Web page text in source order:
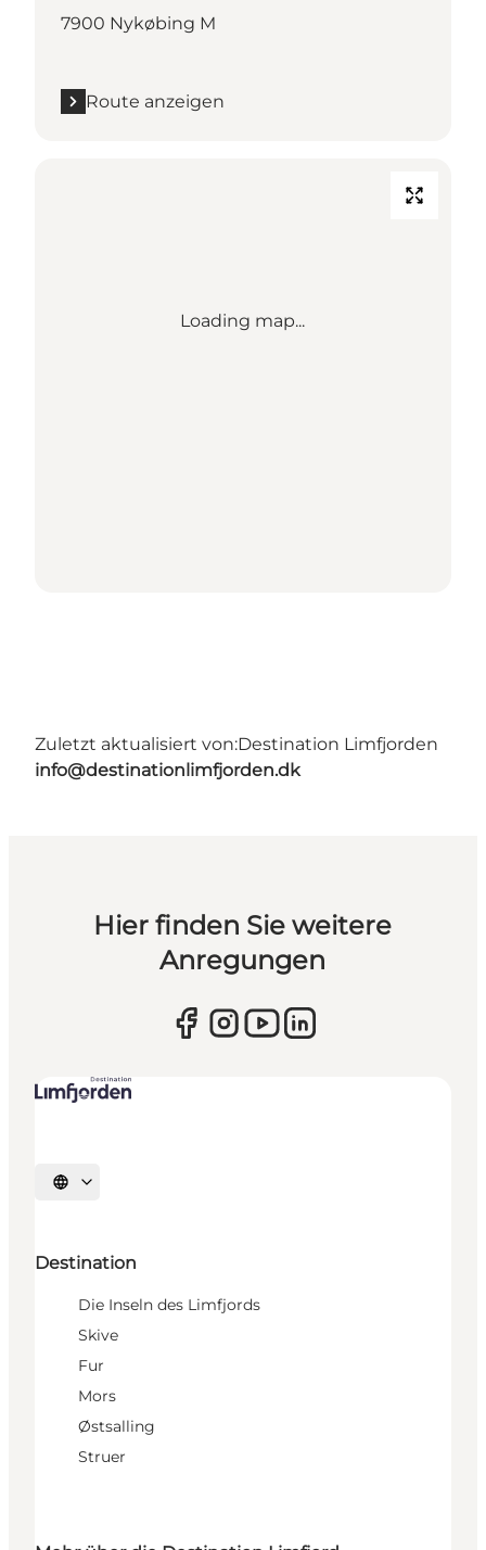
7900 Nykøbing M
Route anzeigen
Loading map...
Zuletzt aktualisiert von:Destination Limfjorden
info@destinationlimfjorden.dk
Hier finden Sie weitere
Anregungen
Sprache auswählen
Destination
Die Inseln des Limfjords
Skive
Fur
Mors
Østsalling
Struer